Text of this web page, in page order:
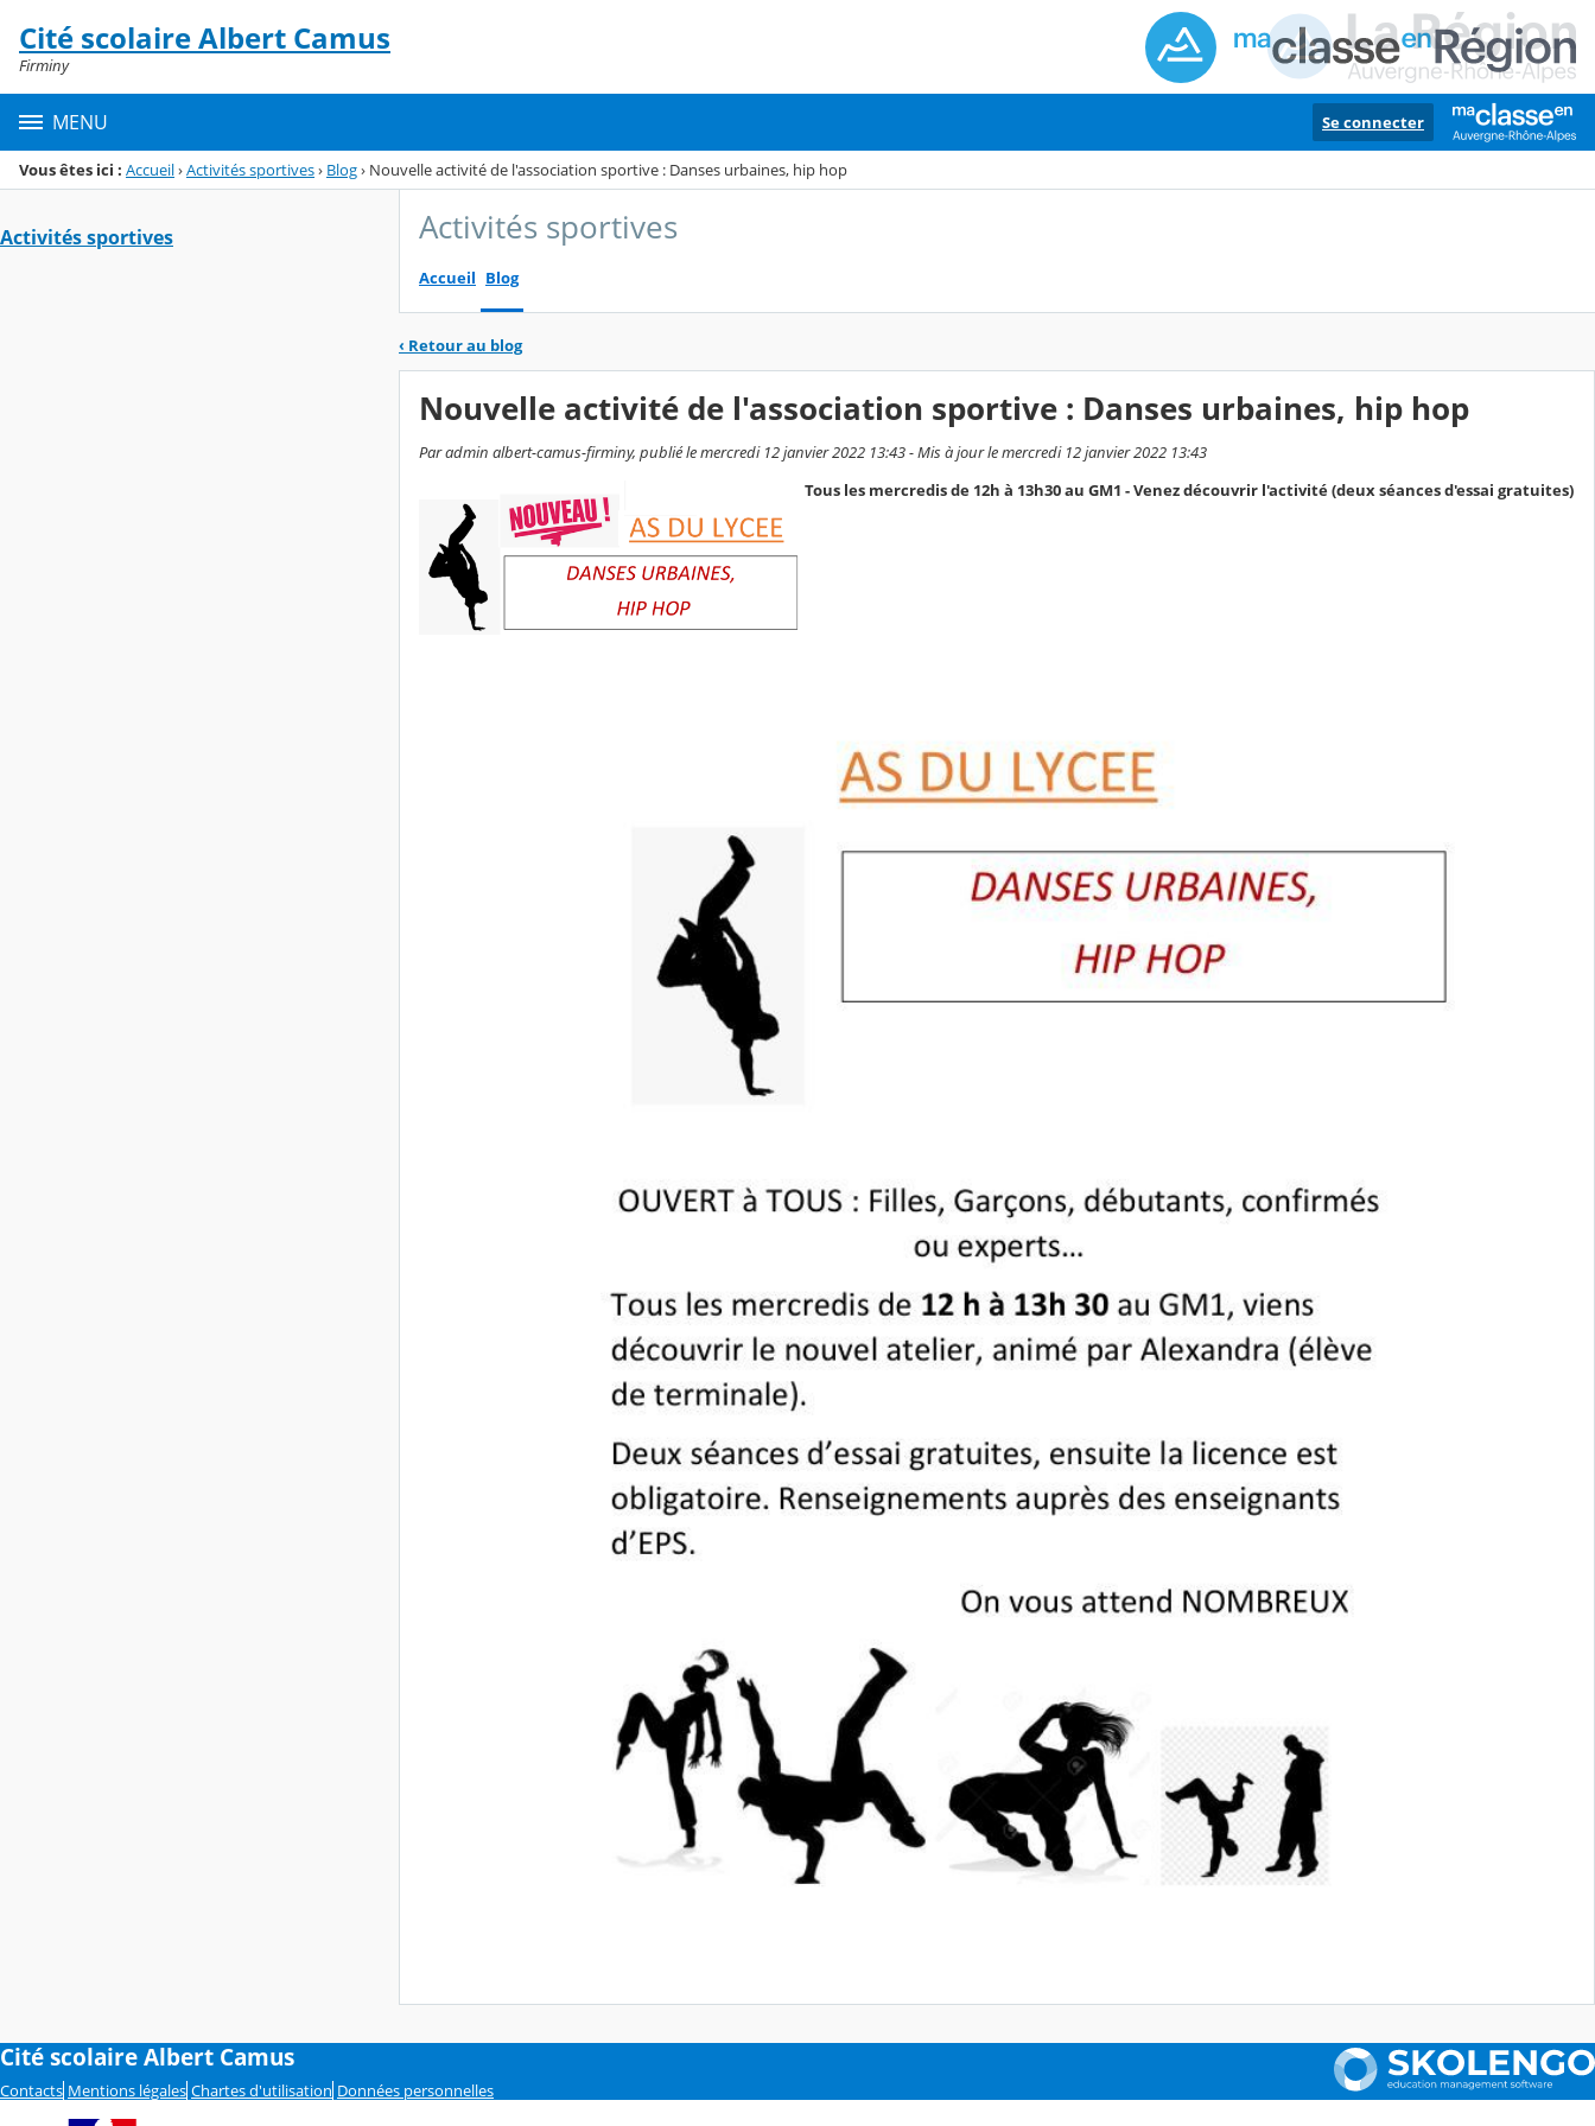
Menu de la rubrique
Contenu
Cité scolaire Albert Camus
Firminy
MENU Se connecter
Vous êtes ici : Accueil›Activités sportives› Blog› Nouvelle activité de l'association sportive : Danses urbaines, hip hop
Activités sportives Activités sportives
Accueil Blog
‹ Retour au blog
Nouvelle activité de l'association sportive : Danses urbaines, hip hop
Par admin albert-camus-firminy, publié le mercredi 12 janvier 2022 13:43 - Mis à jour le mercredi 12 janvier 2022 13:43
Tous les mercredis de 12h à 13h30 au GM1 - Venez découvrir l'activité (deux séances d'essai gratuites)
Cité scolaire Albert Camus
Contacts Mentions légales Chartes d'utilisation Données personnelles